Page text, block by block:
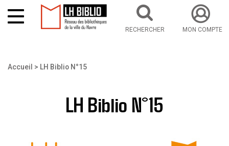
RECHERCHER MON COMPTE
Accueil LH Biblio N°15
LH Biblio N°15